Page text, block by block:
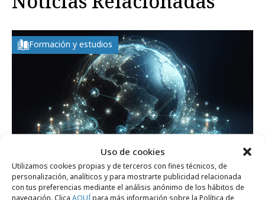
Uso de cookies
Utilizamos cookies propias y de terceros con fines técnicos, de
personalización, analíticos y para mostrarte publicidad relacionada
con tus preferencias mediante el análisis anónimo de los hábitos de
navegación. Clica AQUÍpara más información sobre la Política de
Formación y estudios
jueves, 11 de junio 2026